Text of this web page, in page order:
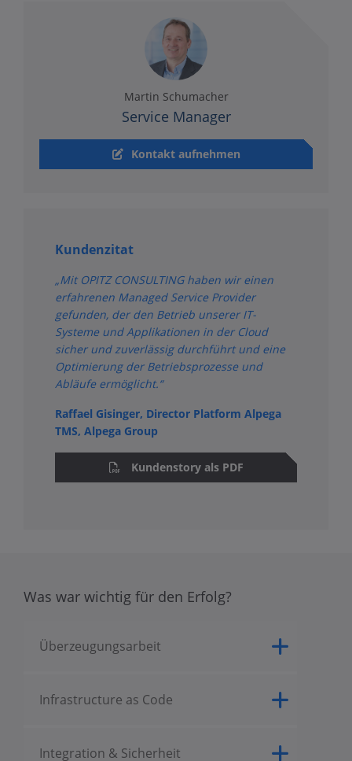
Martin Schumacher
Service Manager
Kontakt aufnehmen
Kundenzitat
„Mit OPITZ CONSULTING haben wir einen
erfahrenen Managed Service Provider
gefunden, der den Betrieb unserer IT-
Systeme und Applikationen in der Cloud
sicher und zuverlässig durchführt und eine
Optimierung der Betriebsprozesse und
Abläufe ermöglicht.“
Raffael Gisinger, Director Platform Alpega
TMS, Alpega Group
Kundenstory als PDF
Was war wichtig für den Erfolg?
Überzeugungsarbeit
Infrastructure as Code
Integration & Sicherheit